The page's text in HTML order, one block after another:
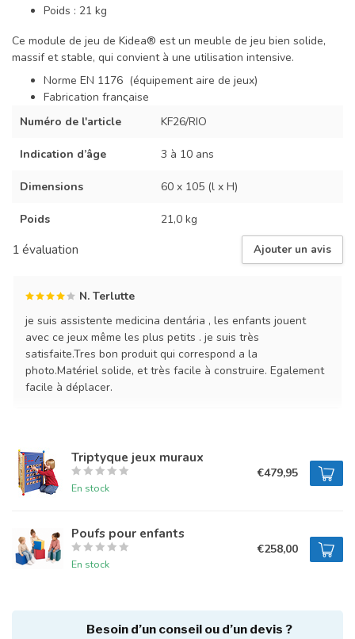
Poids : 21 kg
Ce module de jeu de Kidea® est un meuble de jeu bien solide,
massif et stable, qui convient à une utilisation intensive.
Norme EN 1176 (équipement aire de jeux)
Fabrication franςaise
Numéro de l'article
KF26/RIO
Indication d’âge 3 à 10 ans
Dimensions 60 x 105 (l x H)
Poids 21,0 kg
1 évaluation Ajouter un avis
N. Terlutte
je suis assistente medicina dentária , les enfants jouent
avec ce jeux même les plus petits . je suis très
satisfaite.Tres bon produit qui correspond a la
photo.Matériel solide, et très facile à construire. Egalement
facile à déplacer.
Triptyque jeux muraux
En stock
€479,95
Poufs pour enfants
En stock
€258,00
Besoin d’un conseil ou d’un devis ?